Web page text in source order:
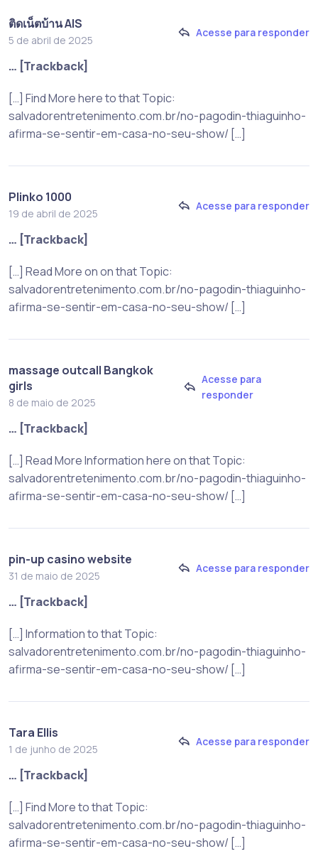
ติดเน็ตบ้าน AIS
5 de abril de 2025
Acesse para responder
… [Trackback]
[…] Find More here to that Topic:
salvadorentretenimento.com.br/no-pagodin-thiaguinho-
afirma-se-sentir-em-casa-no-seu-show/ […]
Plinko 1000
19 de abril de 2025
Acesse para responder
… [Trackback]
[…] Read More on on that Topic:
salvadorentretenimento.com.br/no-pagodin-thiaguinho-
afirma-se-sentir-em-casa-no-seu-show/ […]
massage outcall Bangkok
girls
8 de maio de 2025
Acesse para
responder
… [Trackback]
[…] Read More Information here on that Topic:
salvadorentretenimento.com.br/no-pagodin-thiaguinho-
afirma-se-sentir-em-casa-no-seu-show/ […]
pin-up casino website
31 de maio de 2025
Acesse para responder
… [Trackback]
[…] Information to that Topic:
salvadorentretenimento.com.br/no-pagodin-thiaguinho-
afirma-se-sentir-em-casa-no-seu-show/ […]
Tara Ellis
1 de junho de 2025
Acesse para responder
… [Trackback]
[…] Find More to that Topic:
salvadorentretenimento.com.br/no-pagodin-thiaguinho-
afirma-se-sentir-em-casa-no-seu-show/ […]